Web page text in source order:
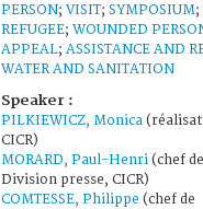
PERSON; VISIT; SYMPOSIUM;
REFUGEE; WOUNDED
APPEAL; ASSISTANCE AND
WATER AND SANITATION
Speaker :
PILKIEWICZ, Monica
CICR)
MORARD, Paul-Henri (chef
Division presse, CICR)
COMTESSE, Philippe (chef de